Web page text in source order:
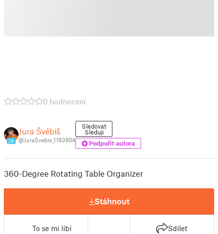
0 hodnocení
26
Jura Švébiš
@JuraSvebis_1183904
Sledovat
Sleduji
Podpořit autora
360-Degree Rotating Table Organizer
Stáhnout
To se mi líbí Sdílet